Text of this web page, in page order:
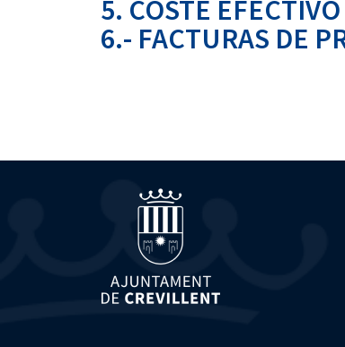
5. COSTE
6.- FACTURAS DE